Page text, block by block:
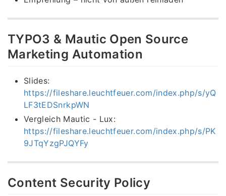
TYPO3 & Mautic Open Source
Marketing Automation
Slides:
https://fileshare.leuchtfeuer.com/index.php/s/yQ
LF3tEDSnrkpWN
Vergleich Mautic - Lux:
https://fileshare.leuchtfeuer.com/index.php/s/PK
9JTqYzgPJQYFy
Content Security Policy